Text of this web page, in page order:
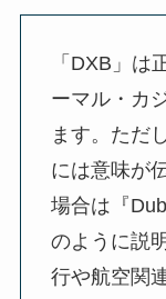
「DXB」は
ーマル・カ
ます。ただ
には意味が
場合は『
のように説
行や航空関